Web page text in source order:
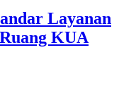
Layanan
KUA